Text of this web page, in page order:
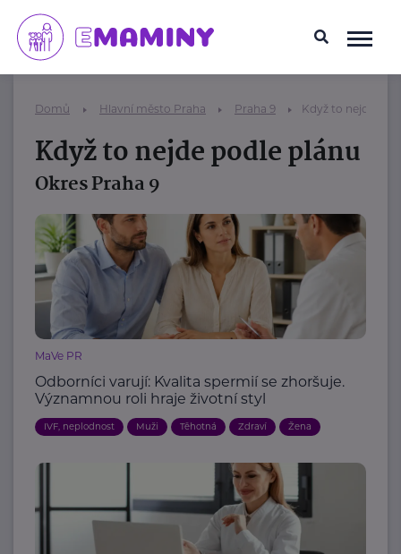
Domů Hlavní město Praha Praha 9 Když to nejde
Když to nejde podle plánu
Okres Praha 9
MaVe PR
Odborníci varují: Kvalita spermií se zhoršuje.
Významnou roli hraje životní styl
IVF, neplodnost Muži Těhotná Zdraví Žena